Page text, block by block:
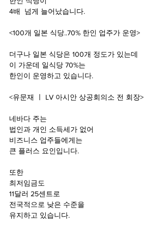
4배  넘게 늘어났습니다.
<100개 일본 식당..70% 한인 업주가 운영>
더구나 일본 식당은 100개 정도가 있는데
이 가운데 일식당 70%는
한인이 운영하고 있습니다.
<유문재 ㅣ LV 아시안 상공회의소 전 회장>
네바다 주는
법인과 개인 소득세가 없어
비즈니스 업주들에게는
큰 플러스 요인입니다.
또한
최저임금도
11달러 25센트로
전국적으로 낮은 수준을
유지하고 있습니다.